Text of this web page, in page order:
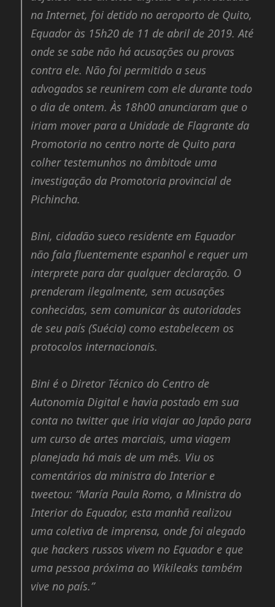
na Internet, foi detido no aeroporto de Quito,
Equador às 15h20 de 11 de abril de 2019. Até
onde se sabe não há acusações ou provas
contra ele. Não foi permitido a seus
advogados se reunirem com ele durante todo
o dia de ontem. Às 18h00 anunciaram que o
iriam mover para a Unidade de Flagrante da
Promotoria no centro norte de Quito para
colher testemunhos no âmbitode uma
investigação da Promotoria provincial de
Pichincha.
Bini, cidadão sueco residente em Equador
não fala fluentemente espanhol e requer um
interprete para dar qualquer declaração. O
prenderam ilegalmente, sem acusações
conhecidas, sem comunicar às autoridades
de seu país (Suécia) como estabelecem os
protocolos internacionais.
Bini é o Diretor Técnico do Centro de
Autonomia Digital e havia postado em sua
conta no twitter que iria viajar ao Japão para
um curso de artes marciais, uma viagem
planejada há mais de um mês. Viu os
comentários da ministra do Interior e
tweetou: “María Paula Romo, a Ministra do
Interior do Equador, esta manhã realizou
uma coletiva de imprensa, onde foi alegado
que hackers russos vivem no Equador e que
uma pessoa próxima ao Wikileaks também
vive no país.”